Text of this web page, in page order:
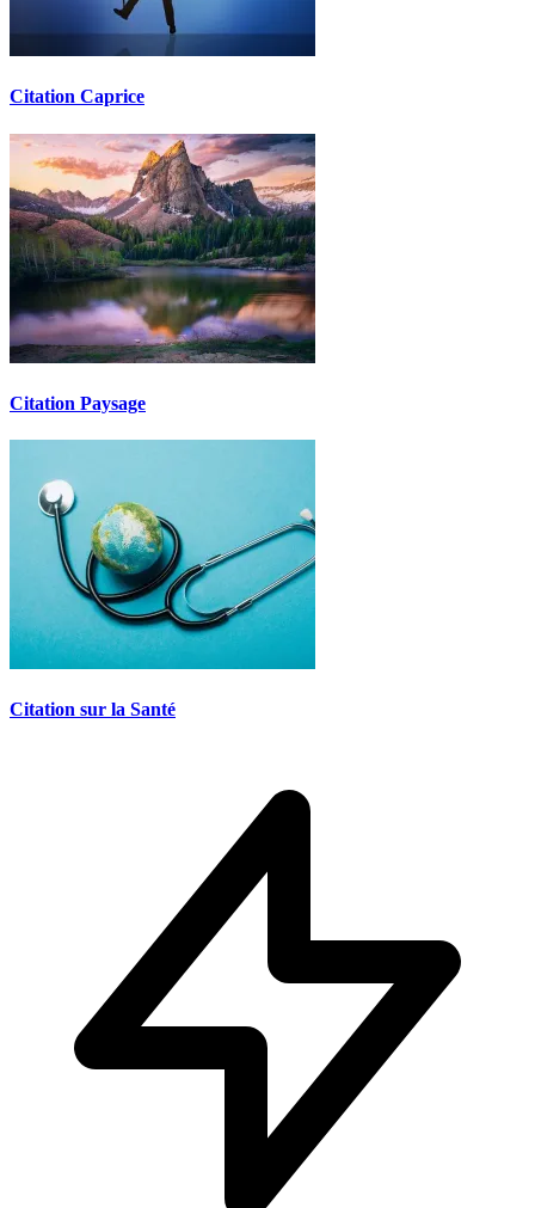
Citation Caprice
Citation Paysage
Citation sur la Santé